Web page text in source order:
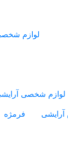
لوازم
لوازم شخصی
فرمژه